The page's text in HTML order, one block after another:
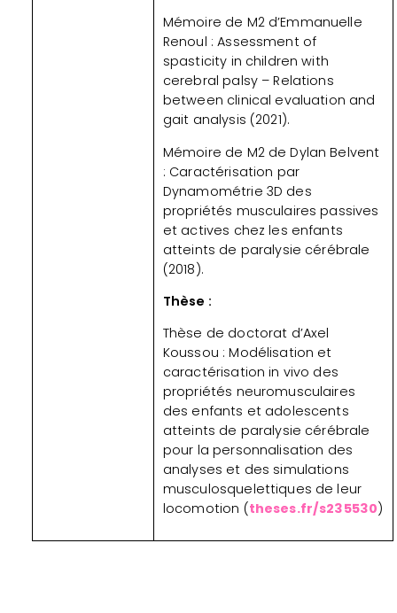
Mémoire de M2 d’Emmanuelle
Renoul : Assessment of
spasticity in children with
cerebral palsy – Relations
between clinical evaluation and
gait analysis (2021).
Mémoire de M2 de Dylan Belvent
: Caractérisation par
Dynamométrie 3D des
propriétés musculaires passives
et actives chez les enfants
atteints de paralysie cérébrale
(2018).
Thèse :
Thèse de doctorat d’Axel
Koussou : Modélisation et
caractérisation in vivo des
propriétés neuromusculaires
des enfants et adolescents
atteints de paralysie cérébrale
pour la personnalisation des
analyses et des simulations
musculosquelettiques de leur
locomotion (theses.fr/s235530)